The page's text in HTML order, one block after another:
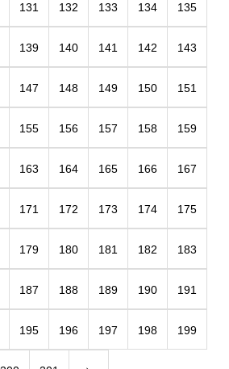
131 132 133 134 135
139 140 141 142 143
147 148 149 150 151
155 156 157 158 159
163 164 165 166 167
171 172 173 174 175
179 180 181 182 183
187 188 189 190 191
195 196 197 198 199